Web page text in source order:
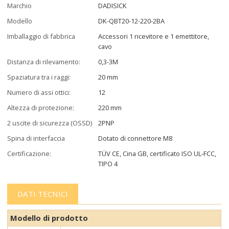
Marchio
DADISICK
Modello
DK-QBT20-12-220-2BA
Imballaggio di fabbrica
Accessori 1 ricevitore e 1 emettitore,
cavo
Distanza di rilevamento:
0,3-3M
Spaziatura tra i raggi:
20 mm
Numero di assi ottici:
12
Altezza di protezione:
220 mm
2 uscite di sicurezza (OSSD)
2PNP
Spina di interfaccia
Dotato di connettore M8
Certificazione:
TÜV CE, Cina GB, certificato ISO UL-FCC,
TIPO 4
DATI TECNICI
Modello di prodotto